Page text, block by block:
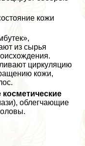
кожи
из сырья
циркуляцию
кожи,
облегчающие